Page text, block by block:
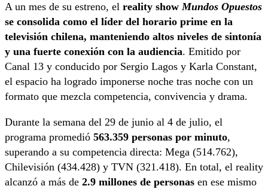
A un mes de su estreno, el reality showMundos Opuestos
se consolida como el líder del horario prime en la
televisión chilena, manteniendo altos niveles de sintonía
y una fuerte conexión con la audiencia. Emitido por
Canal 13 y conducido por Sergio Lagos y Karla Constant,
el espacio ha logrado imponerse noche tras noche con un
formato que mezcla competencia, convivencia y drama.
Durante la semana del 29 de junio al 4 de julio, el
programa promedió 563.359 personas por minuto,
superando a su competencia directa: Mega (514.762),
Chilevisión (434.428) y TVN (321.418). En total, el reality
alcanzó a más de 2.9 millones de personas en ese mismo